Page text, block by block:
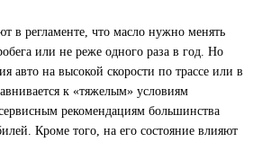
в регламенте, что масло нужно менять
или не реже одного раза в год. Но
авто на высокой скорости по трассе или в
к «тяжелым» условиям
рекомендациям большинства
Кроме того, на его состояние влияют